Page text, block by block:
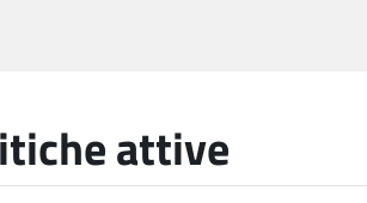
attive